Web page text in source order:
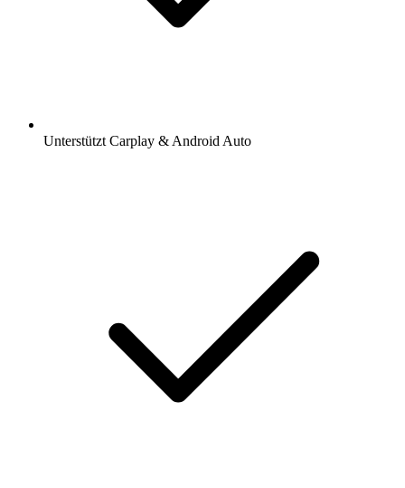
Unterstützt Carplay & Android Auto